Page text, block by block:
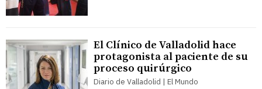
El Clínico de Valladolid hace
protagonista al paciente de su
proceso quirúrgico
Diario de Valladolid | El Mundo